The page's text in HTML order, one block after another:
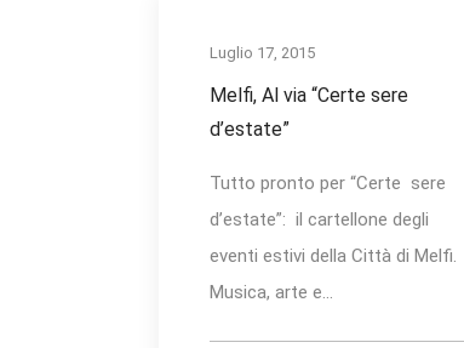
Luglio 17, 2015
Melfi, Al via “Certe sere
d’estate”
Tutto pronto per “Certe sere
d’estate”: il cartellone degli
eventi estivi della Città di Melfi.
Musica, arte e...